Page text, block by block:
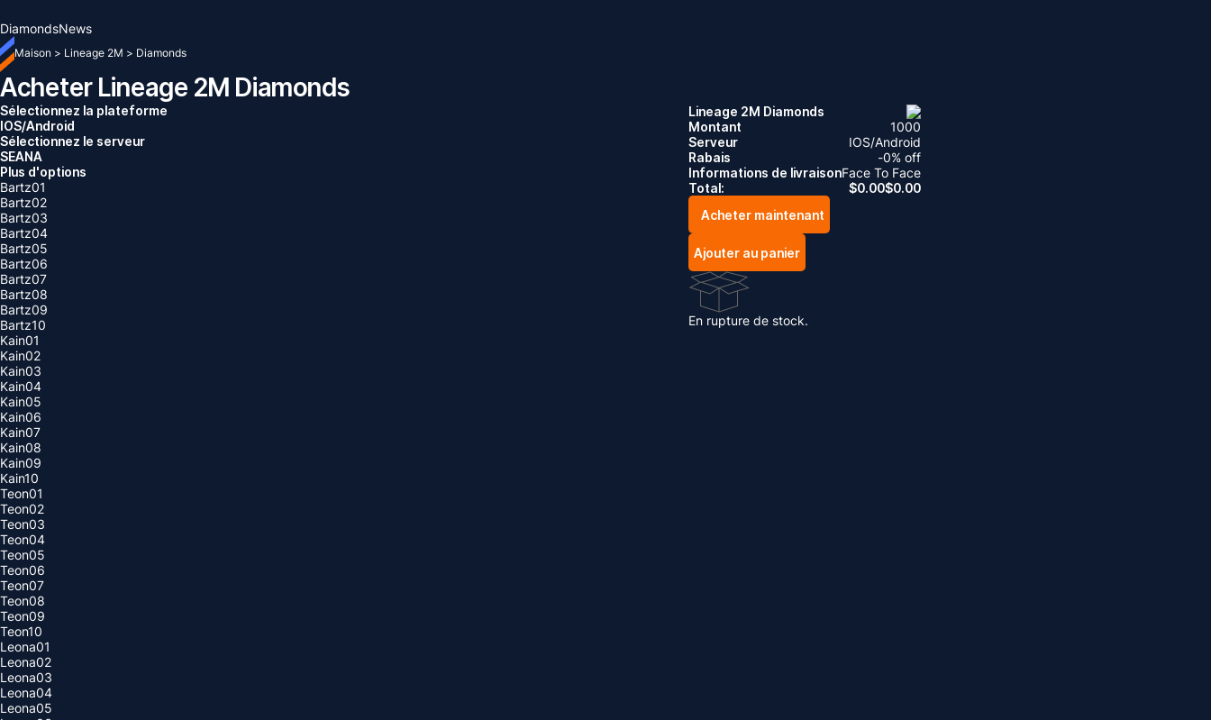
DiamondsNews
Maison > Lineage 2M > Diamonds
Acheter Lineage 2M Diamonds
Sélectionnez la plateforme
IOS/Android
Sélectionnez le serveur
SEANA
Plus d'options
Bartz01
Bartz02
Bartz03
Bartz04
Bartz05
Bartz06
Bartz07
Bartz08
Bartz09
Bartz10
Kain01
Kain02
Kain03
Kain04
Kain05
Kain06
Kain07
Kain08
Kain09
Kain10
Teon01
Teon02
Teon03
Teon04
Teon05
Teon06
Teon07
Teon08
Teon09
Teon10
Leona01
Leona02
Leona03
Leona04
Leona05
Lineage 2M Diamonds
Montant
1000
Serveur
IOS/Android
Rabais
-0% off
Informations de livraisonFace To Face
Total:
$0.00$0.00
Acheter maintenant
Ajouter au panier
En rupture de stock.